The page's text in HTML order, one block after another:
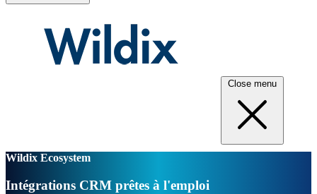
Close menu
Wildix Ecosystem
Intégrations CRM prêtes à l'emploi